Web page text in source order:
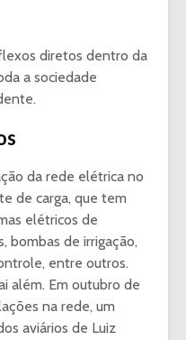
diretos dentro da
a sociedade
da rede elétrica no
de carga, que tem
elétricos de
bombas de irrigação,
entre outros.
além. Em outubro de
na rede, um
aviários de Luiz